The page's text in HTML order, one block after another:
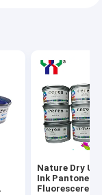
Nature Dry
Ink Pantone